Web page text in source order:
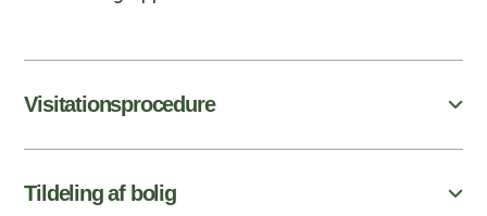
Visitationsprocedure
Tildeling af bolig